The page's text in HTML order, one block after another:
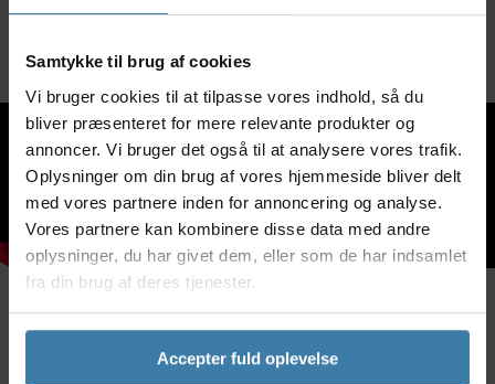
Samtykke til brug af cookies
Vi bruger cookies til at tilpasse vores indhold, så du
bliver præsenteret for mere relevante produkter og
annoncer. Vi bruger det også til at analysere vores trafik.
Oplysninger om din brug af vores hjemmeside bliver delt
med vores partnere inden for annoncering og analyse.
Vores partnere kan kombinere disse data med andre
oplysninger, du har givet dem, eller som de har indsamlet
fra din brug af deres tjenester.
Accepter fuld oplevelse
Beskrivelse Specifikationer
Ingredienser &